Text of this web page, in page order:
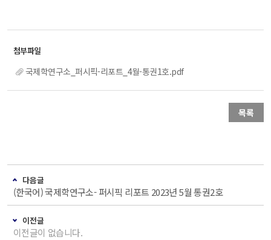
국제학연구소_퍼시픽-리포트_4월-통권1호.pdf
목록
다음글
(한국어) 국제학연구소- 퍼시픽 리포트 2023년 5월 통권2호
이전글
이전글이 없습니다.